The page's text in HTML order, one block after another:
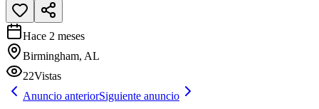
Hace 2 meses
Birmingham, AL
22Vistas
Anuncio anteriorSiguiente anuncio